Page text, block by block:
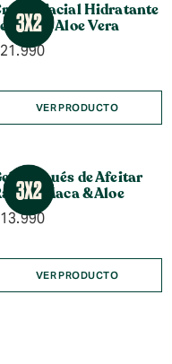
Facial Hidratante
Noche Aloe Vera
21.990
VER PRODUCTO
Después de Afeitar
de Maca & Aloe
13.990
VER PRODUCTO